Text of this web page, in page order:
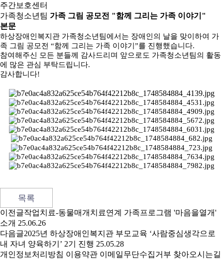
주간보호센터
가족청소년팀 가족 그림 공모전 "함께 그리는 가족 이야기"
본문
하상장애인복지관 가족청소년팀에서는 장애인의 날을 맞이하여 가
족 그림 공모전 “함께 그리는 가족 이야기 ”를 진행했습니다.
참여해주신 모든 분들께 감사드리며 앞으로도 가족청소년팀의 활동
에 많은 관심 부탁드립니다.
감사합니다!
목록
이전글작업치료-동물매개치료연계 가족프로그램 '마음을열개'
소개 25.06.26
다음글2025년 하상장애인복지관 부모교육 ‘사람중심생각으로
내 자녀 양육하기’ 2기 진행 25.05.28
개인정보처리방침 이용약관 이메일무단수집거부 찾아오시는길